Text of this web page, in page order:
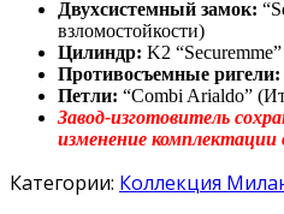
Двухсистемный замок:
взломостойкости)
Цилиндр: K2 “Securemme”
Противосъемные ригели:
Петли: “Combi Arialdo”
Завод-изготовитель
изменение комплектации
Категории: Коллекция